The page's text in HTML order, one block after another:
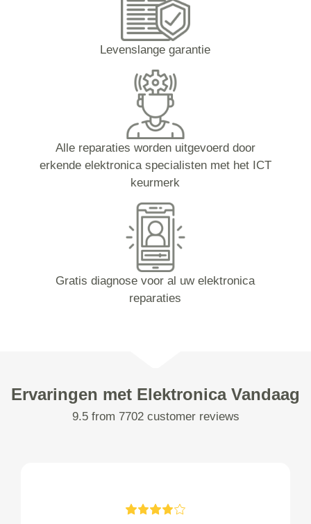
Levenslange garantie
Alle reparaties worden uitgevoerd door
erkende elektronica specialisten met het ICT
keurmerk
Gratis diagnose voor al uw elektronica
reparaties
Ervaringen met Elektronica Vandaag
9.5 from 7702 customer reviews